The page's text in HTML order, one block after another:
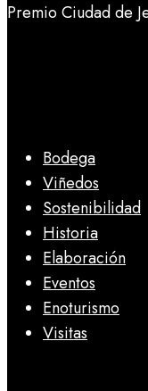
Premio Ciudad de
Bodega
Viñedos
Sostenibilidad
Historia
Elaboración
Eventos
Enoturismo
Visitas